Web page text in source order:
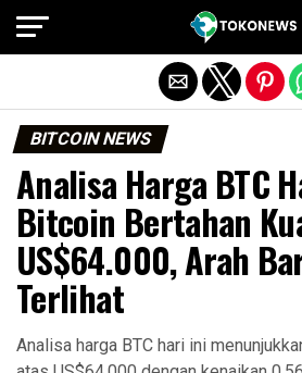
BITCOIN NEWS
Analisa Harga BTC
Bitcoin Bertahan
US$64.000, Arah
Terlihat
Analisa harga BTC hari ini
Exit mobile